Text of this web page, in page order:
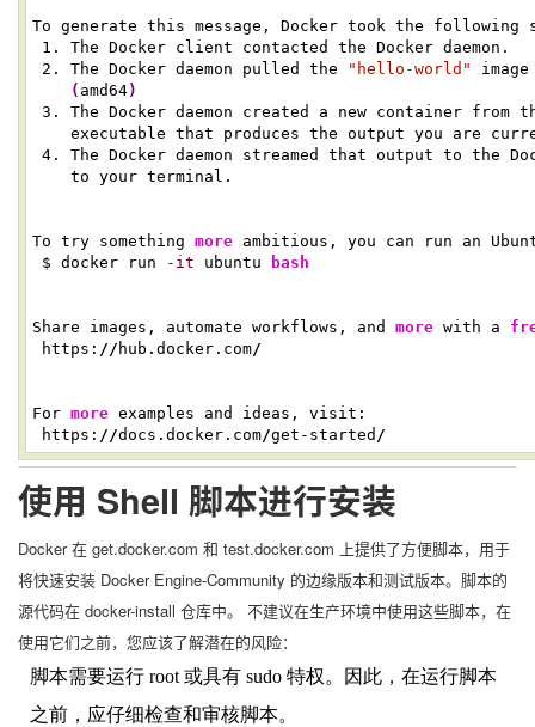
To generate this message, Docker took the following
1 . The Docker client contacted the Docker daemon.
2 . The Docker daemon pulled the "hello-world"
( amd64)
3 . The Docker daemon created a new container from
executable that produces the output you are
4 . The Docker daemon streamed that output to the
to your terminal.
To try something more ambitious, you can run an
$ docker run
-it ubuntu bash
Share images, automate workflows, and more with a
https: // hub.docker.com/
For more examples and ideas, visit:
https: //docs.docker.com/get-started /
使用 Shell 脚本进行安装
Docker 在 get.docker.com 和 test.docker.com 上提供了方便脚本，用于
将快速安装 Docker Engine-Community 的边缘版本和测试版本。脚本的
源代码在 docker-install 仓库中。 不建议在生产环境中使用这些脚本，在
使用它们之前，您应该了解潜在的风险：
脚本需要运行 root 或具有 sudo 特权。因此，在运行脚本
之前，应仔细检查和审核脚本。